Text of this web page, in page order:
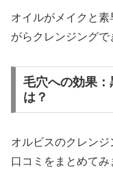
オイルがメイクと
がらクレンジングで
毛穴への効果
は？
オルビスのクレン
口コミをまとめてみ